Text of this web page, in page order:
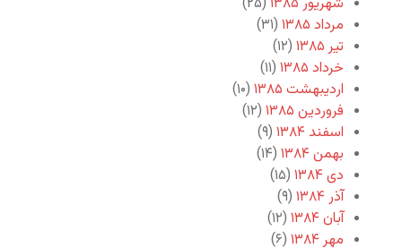
مرداد ۱۳۸۵
(۳۱)
تیر ۱۳۸۵
(۱۲)
خرداد ۱۳۸۵
(۱۱)
اردیبهشت ۱۳۸۵
(۱۰)
فروردین ۱۳۸۵
(۱۲)
اسفند ۱۳۸۴
(۹)
بهمن ۱۳۸۴
(۱۴)
دی ۱۳۸۴
(۱۵)
آذر ۱۳۸۴
(۹)
آبان ۱۳۸۴
(۱۲)
مهر ۱۳۸۴
(۶)